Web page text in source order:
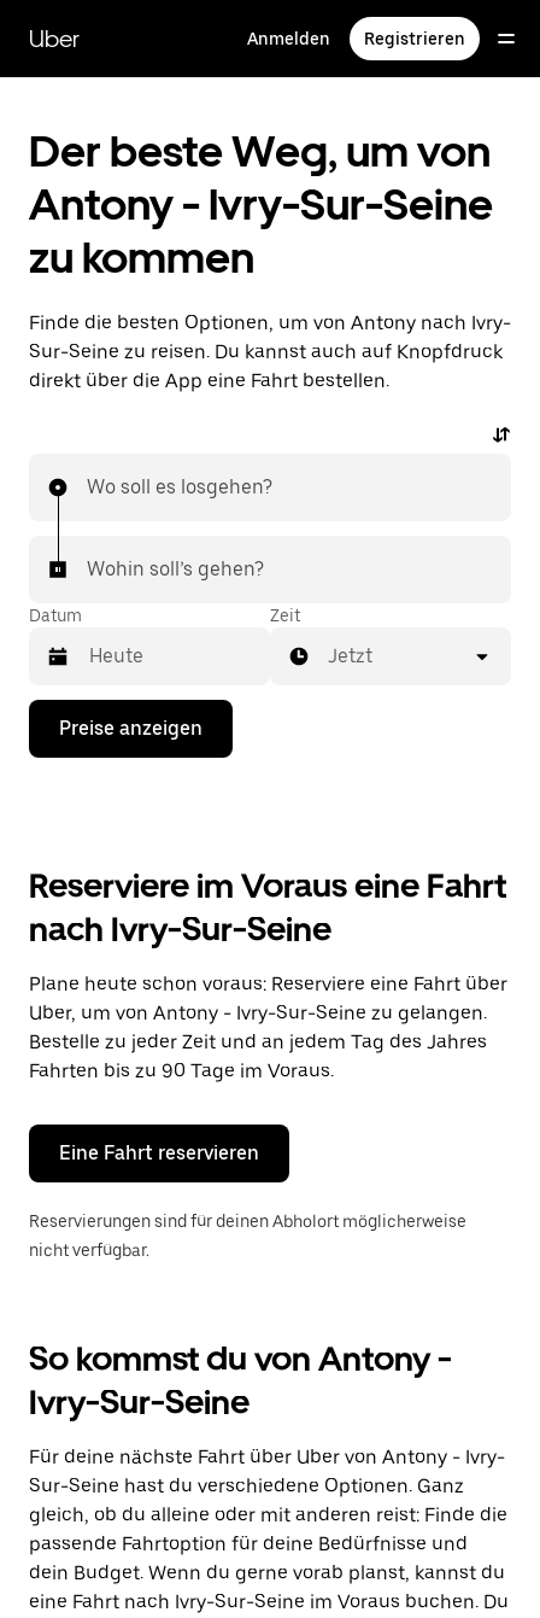
zum
Hauptinhalt
Uber Anmelden Registrieren
Der beste Weg, um von
Antony - Ivry-Sur-Seine
zu kommen
Finde die besten Optionen, um von Antony nach Ivry-
Sur-Seine zu reisen. Du kannst auch auf Knopfdruck
direkt über die App eine Fahrt bestellen.
Wo soll es losgehen?
Wohin soll’s gehen?
Datum
Drücke
Nach-
Kalender
interagieren
ein
Datum
auszuwählen.
Drücke
die
Escape-
um
den
Kalender
schließen.
Zeit
Jetzt
Preise anzeigen
Reserviere im Voraus eine Fahrt
nach Ivry-Sur-Seine
Plane heute schon voraus: Reserviere eine Fahrt über
Uber, um von Antony - Ivry-Sur-Seine zu gelangen.
Bestelle zu jeder Zeit und an jedem Tag des Jahres
Fahrten bis zu 90 Tage im Voraus.
Eine Fahrt reservieren
Reservierungen sind für deinen Abholort möglicherweise
nicht verfügbar.
So kommst du von Antony -
Ivry-Sur-Seine
Für deine nächste Fahrt über Uber von Antony - Ivry-
Sur-Seine hast du verschiedene Optionen. Ganz
gleich, ob du alleine oder mit anderen reist: Finde die
passende Fahrtoption für deine Bedürfnisse und
dein Budget. Wenn du gerne vorab planst, kannst du
eine Fahrt nach Ivry-Sur-Seine im Voraus buchen. Du